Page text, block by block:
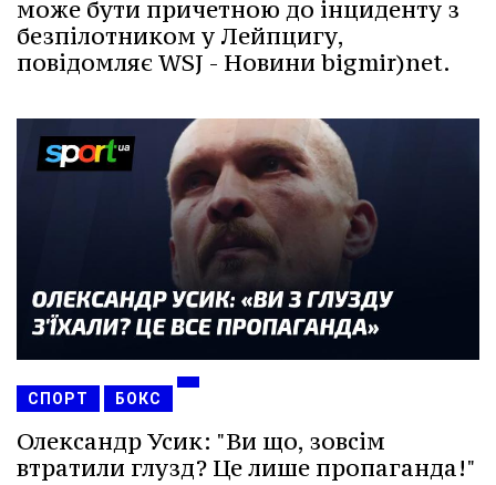
може бути причетною до інциденту з
безпілотником у Лейпцигу,
повідомляє WSJ - Новини bigmir)net.
СПОРТ БОКС
Олександр Усик: "Ви що, зовсім
втратили глузд? Це лише пропаганда!"